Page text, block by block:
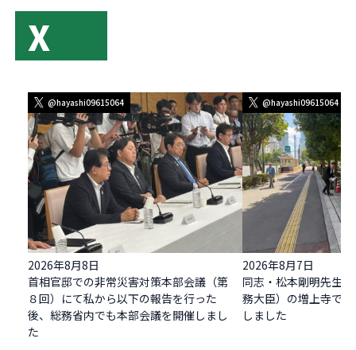
X
@hayashi09615064
2026年8月8日
首相官邸での非常災害対策本部会議（第
８回）にて私から以下の報告を行った
後、総務省内でも本部会議を開催しまし
た
@hayashi09615064
2026年8月7日
同志・松本剛明先生
務大臣）の増上寺で
しました